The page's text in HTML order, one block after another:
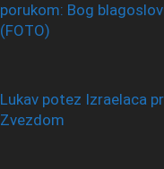
porukom: Bog
(FOTO)
Lukav potez Izraelaca
Zvezdom